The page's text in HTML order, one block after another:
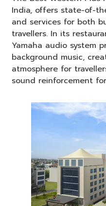
India, offers state-of-
and services for both
travellers. In its
Yamaha audio system
background music,
atmosphere for
sound reinforcement